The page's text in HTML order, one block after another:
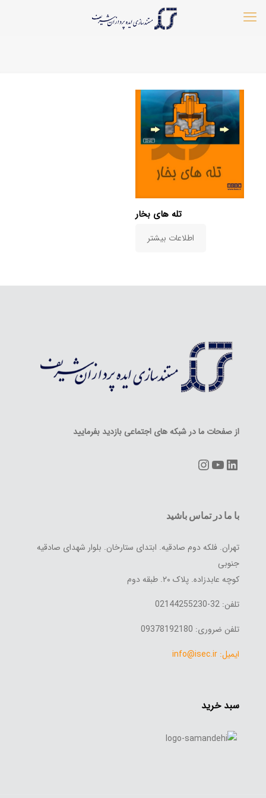
تله های بخار
اطلاعات بیشتر
از صفحات ما در شبکه های اجتماعی بازدید بفرمایید
LinkedIn
YouTube
Instagram
با ما در تماس باشید
تهران. فلکه دوم صادقیه. ابتدای ستارخان. بلوار شهدای صادقیه
جنوبی
کوچه عابدزاده. پلاک ۲۰. طبقه دوم
تلفن: 32-02144255230
تلفن ضروری: 09378192180
ایمیل: info@isec.ir
سبد خرید